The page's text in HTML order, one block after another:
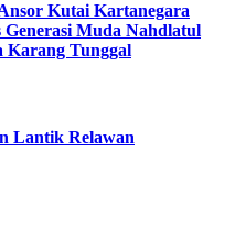
Kutai Kartanegara
Muda Nahdlatul
Karang Tunggal
Lantik Relawan